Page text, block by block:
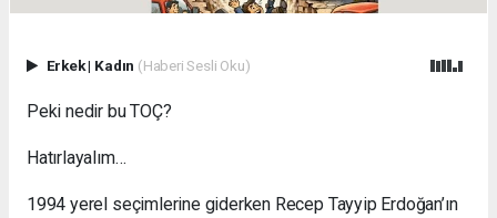
Erkek| Kadın (Haberi Sesli Oku)
Peki nedir bu TOÇ?
Hatırlayalım…
1994 yerel seçimlerine giderken Recep Tayyip Erdoğan’ın